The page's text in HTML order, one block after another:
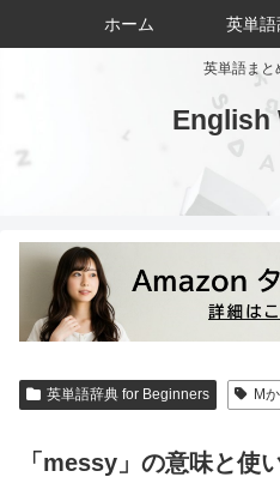
英単語まと
English
ホーム 英単語
英単語辞典 for Beginners M
「messy」の意味と使